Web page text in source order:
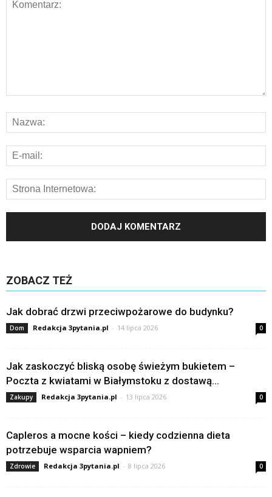
ZOBACZ TEŻ
Jak dobrać drzwi przeciwpożarowe do budynku?
Dom Redakcja 3pytania.pl - 14 lipca 2026 0
Jak zaskoczyć bliską osobę świeżym bukietem –
Poczta z kwiatami w Białymstoku z dostawą...
Zakupy Redakcja 3pytania.pl - 13 lipca 2026 0
Capleros a mocne kości – kiedy codzienna dieta
potrzebuje wsparcia wapniem?
Zdrowie Redakcja 3pytania.pl - 8 lipca 2026 0